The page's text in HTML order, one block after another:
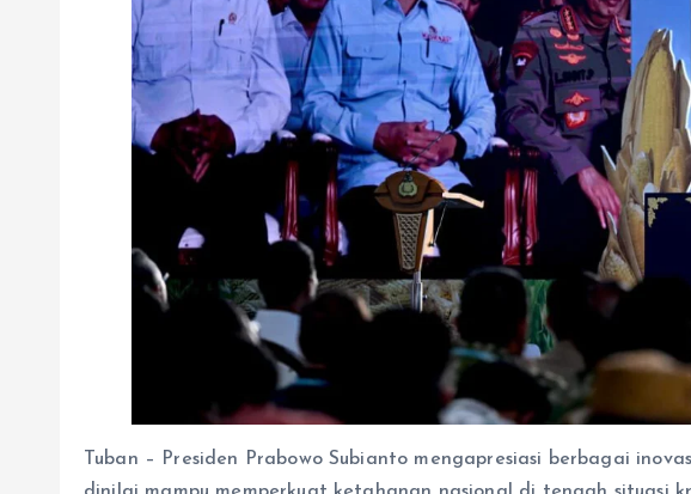
Tuban – Presiden Prabowo Subianto mengapresiasi berbagai